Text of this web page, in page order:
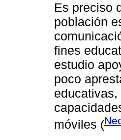
Es preciso
población
fines
estudio
poco
móviles (